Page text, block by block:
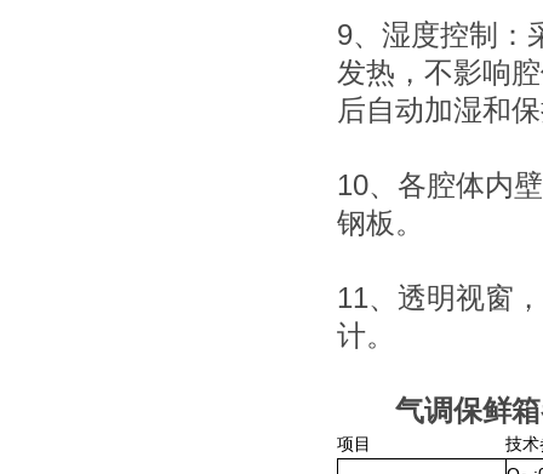
9、湿度控制：
发热，不影响
后自动加湿和
10、各腔体内
钢板。
11、透明视窗
计。
气调保鲜
项目 技术